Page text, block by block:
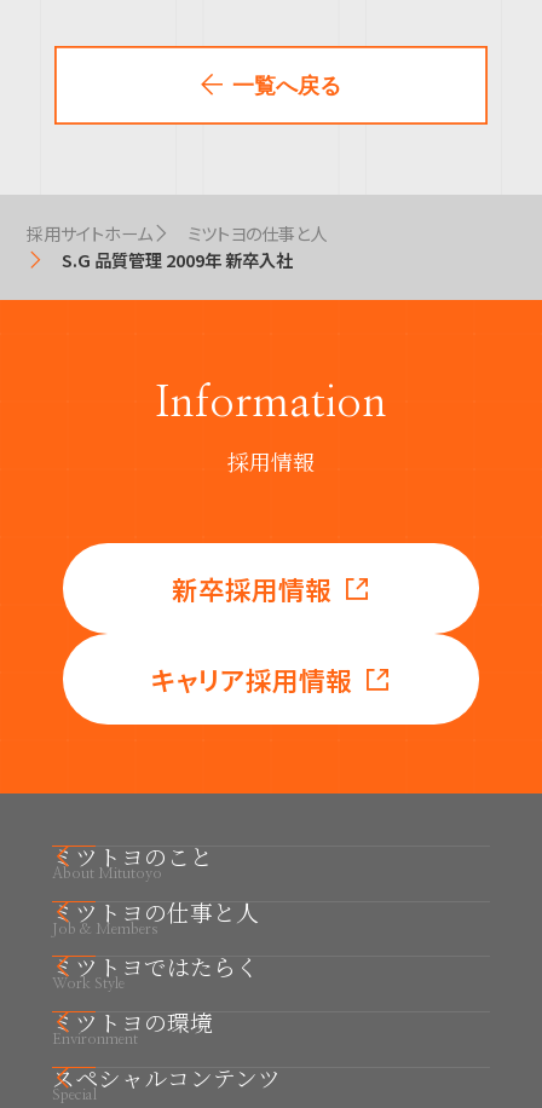
一覧へ戻る
採用サイトホーム
ミツトヨの仕事と人
S.G 品質管理 2009年 新卒入社
Information
採用情報
新卒採用情報
キャリア採用情報
ミツトヨのこと
About Mitutoyo
ミツトヨの事業と強み
ミツトヨの未来と求める人財
ミツトヨの仕事と人
Job & Members
職種紹介
01. K.A 商品開発（機械）
02. S.S 商品開発（電気・電子）
ミツトヨではたらく
Work Style
拠点紹介
はたらく場所と街： 川崎本社
ミツトヨの環境
Environment
数字で見るミツトヨ
スペシャルコンテンツ
Special